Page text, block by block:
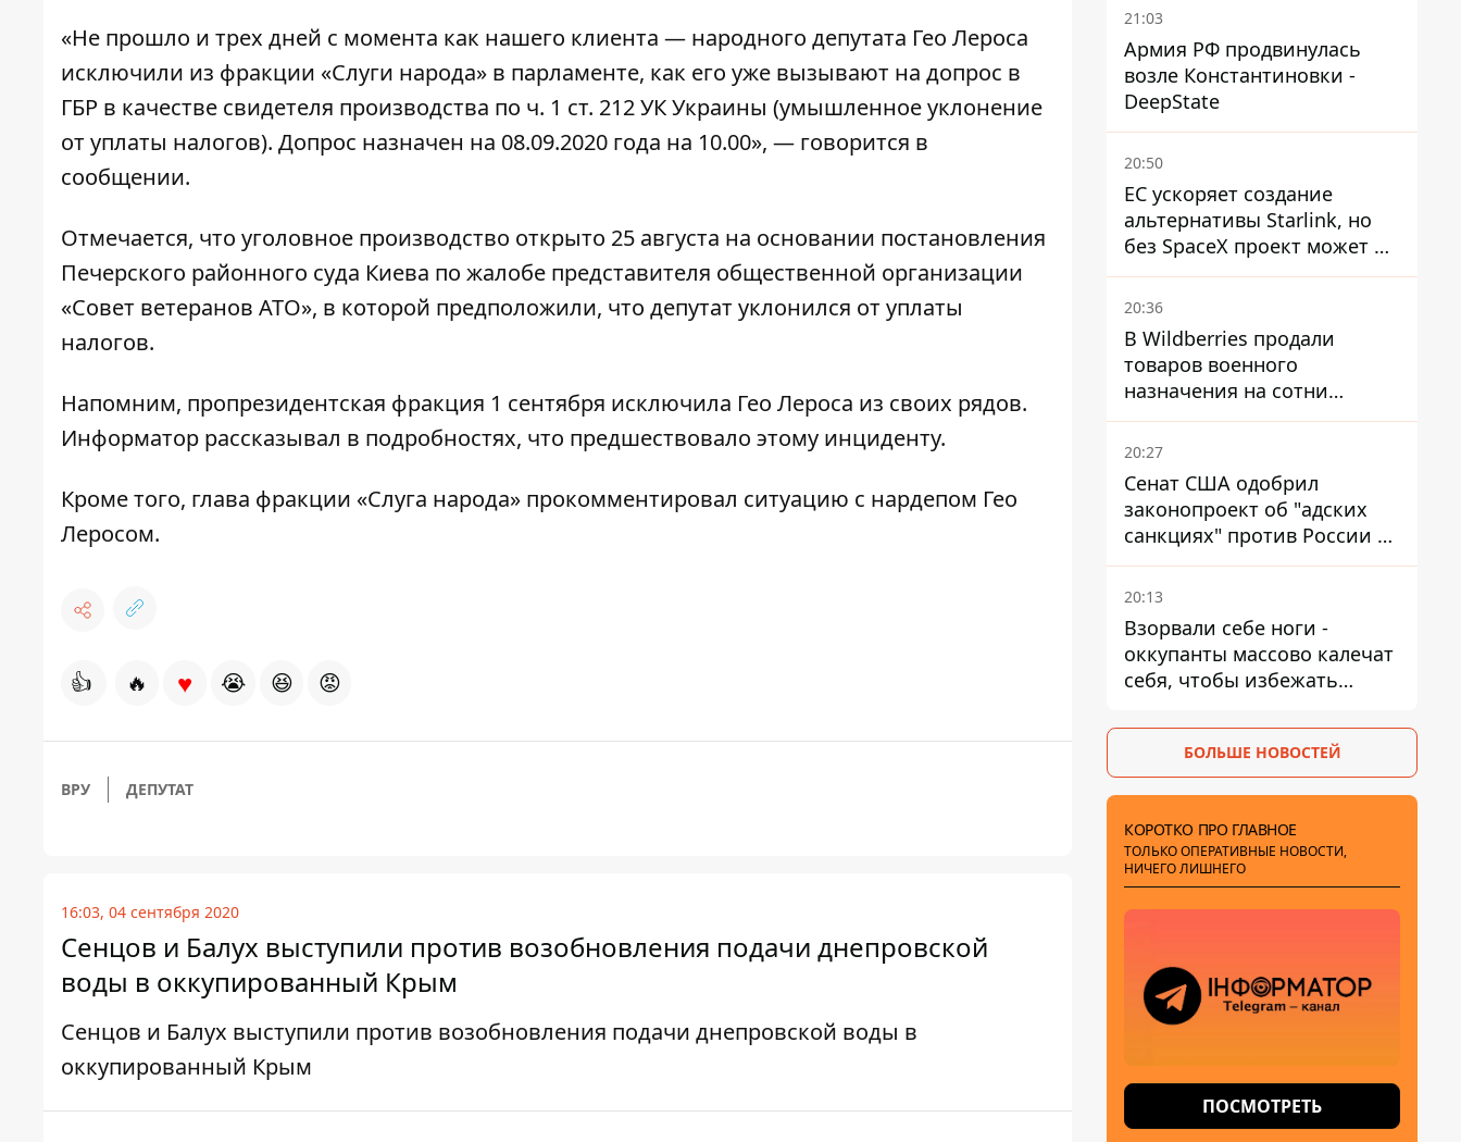
«Не прошло и трех дней с момента как нашего клиента — народного депутата Гео Лероса
исключили из фракции «Слуги народа» в парламенте, как его уже вызывают на допрос в
ГБР в качестве свидетеля производства по ч. 1 ст. 212 УК Украины (умышленное уклонение
от уплаты налогов). Допрос назначен на 08.09.2020 года на 10.00», — говорится в
сообщении.
Отмечается, что уголовное производство открыто 25 августа на основании постановления
Печерского районного суда Киева по жалобе представителя общественной организации
«Совет ветеранов АТО», в которой предположили, что депутат уклонился от уплаты
налогов.
Напомним, пропрезидентская фракция 1 сентября исключила Гео Лероса из своих рядов.
Информатор рассказывал в подробностях, что предшествовало этому инциденту.
Кроме того, глава фракции «Слуга народа» прокомментировал ситуацию с нардепом Гео
Леросом.
👍 🔥 ♥ 😭 😆 😡
ВРУ ДЕПУТАТ
16:03, 04 сентября 2020
Сенцов и Балух выступили против возобновления подачи днепровской
воды в оккупированный Крым
Сенцов и Балух выступили против возобновления подачи днепровской воды в
оккупированный Крым
21:03
Армия РФ продвинулась
возле Константиновки -
DeepState
20:50
ЕС ускоряет создание
альтернативы Starlink, но
без SpaceX проект может не
обойтись
20:36
В Wildberries продали
товаров военного
назначения на сотни
миллионов, но удары ВСУ
изменили ситуацию
20:27
Сенат США одобрил
законопроект об "адских
санкциях" против России и
Ирана
20:13
Взорвали себе ноги -
оккупанты массово калечат
себя, чтобы избежать
БОЛЬШЕ НОВОСТЕЙ
КОРОТКО ПРО ГЛАВНОЕ
ТОЛЬКО ОПЕРАТИВНЫЕ НОВОСТИ,
НИЧЕГО ЛИШНЕГО
ПОСМОТРЕТЬ